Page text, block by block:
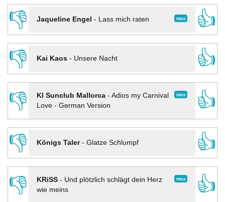
👎
neu
Jaqueline Engel - Lass mich raten
👍
👎
Kai Kaos- Unsere Nacht
👍
👎
neu
KI Sunclub Mallorca- Adios my Carnival
Love - German Version
👍
👎
Königs Taler- Glatze Schlumpf
👍
👎
neu
KRiSS- Und plötzlich schlägt dein Herz
wie meins
👍